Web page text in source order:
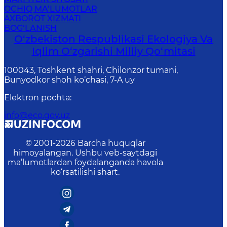
OCHIQ MA’LUMOTLAR
AXBOROT XIZMATI
BOG‘LANISH
O‘zbekiston Respublikasi Ekologiya Va
Iqlim O‘zgarishi Milliy Qo‘mitasi
100043, Toshkent shahri, Chilonzor tumani,
Bunyodkor shoh ko‘chasi, 7-A uy
Elektron pochta:
info@eco.gov.uz
© 2001-2026 Barcha huquqlar
himoyalangan. Ushbu veb-saytdagi
ma’lumotlardan foydalanganda havola
ko‘rsatilishi shart.